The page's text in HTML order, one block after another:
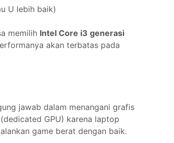
U lebih baik)
memilih Intel Core i3 generasi
akan terbatas pada
jawab dalam menangani grafis
GPU) karena laptop
game berat dengan baik.